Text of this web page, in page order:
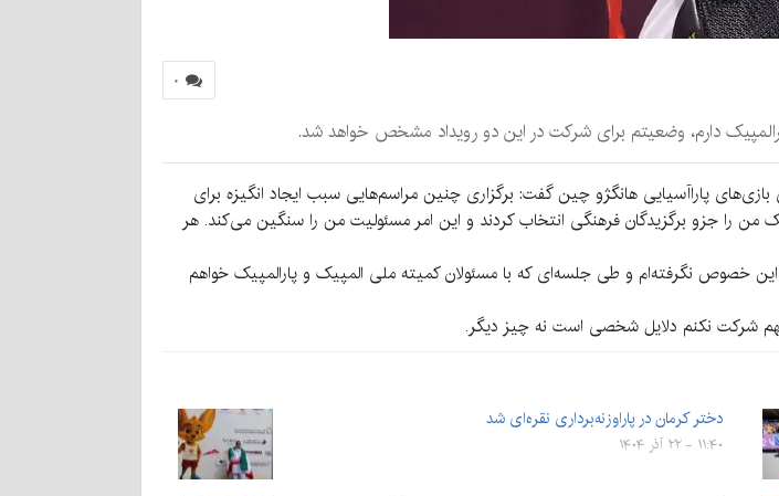
۰
دارم، وضعیتم برای شرکت در این دو رویداد مشخص خواهد شد.
بازی‌های پاراآسیایی هانگژو چین گفت: برگزاری چنین مراسم‌هایی سبب ایجاد انگیزه برای
من را جزو برگزیدگان فرهنگی انتخاب کردند و این امر مسئولیت من را سنگین می‌کند. هر
خصوص نگرفته‌ام و طی جلسه‌ای که با مسئولان کمیته ملی المپیک و پارالمپیک خواهم
مهم شرکت نکنم دلایل شخصی است نه چیز دیگر.
دختر کرمان در پاراوزنه‌برداری نقره‌ای شد
۱۱:۴۰ - ۲۲ آذر ۱۴۰۴